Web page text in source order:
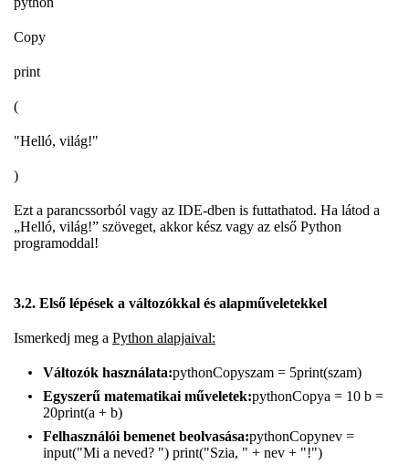
Copy
print
(
"Helló, világ!"
)
Ezt a parancssorból vagy az IDE-dben is futtathatod. Ha látod a
„Helló, világ!” szöveget, akkor kész vagy az első Python
programoddal!
3.2. Első lépések a változókkal és alapműveletekkel
Ismerkedj meg a Python alapjaival:
Változók használata:pythonCopyszam = 5print(szam)
Egyszerű matematikai műveletek:pythonCopya = 10 b =
20print(a + b)
Felhasználói bemenet beolvasása:pythonCopynev =
input("Mi a neved? ") print("Szia, " + nev + "!")